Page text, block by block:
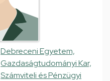
Debreceni Egyetem,
Gazdaságtudományi Kar,
Számviteli és Pénzügyi